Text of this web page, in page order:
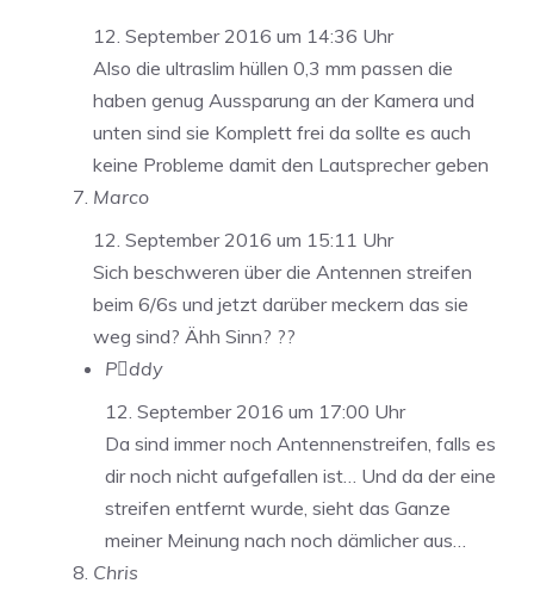
12. September 2016 um 14:36 Uhr
Also die ultraslim hüllen 0,3 mm passen die
haben genug Aussparung an der Kamera und
unten sind sie Komplett frei da sollte es auch
keine Probleme damit den Lautsprecher geben
Marco
12. September 2016 um 15:11 Uhr
Sich beschweren über die Antennen streifen
beim 6/6s und jetzt darüber meckern das sie
weg sind? Ähh Sinn? ??
Pddy
12. September 2016 um 17:00 Uhr
Da sind immer noch Antennenstreifen, falls es
dir noch nicht aufgefallen ist… Und da der eine
streifen entfernt wurde, sieht das Ganze
meiner Meinung nach noch dämlicher aus…
Chris